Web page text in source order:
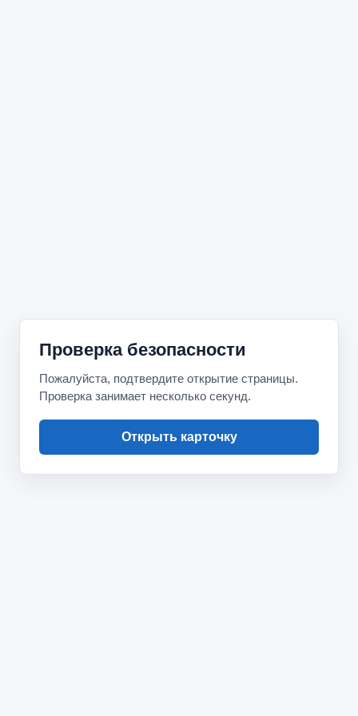
Проверка безопасности
Пожалуйста, подтвердите открытие страницы.
Проверка занимает несколько секунд.
Открыть карточку